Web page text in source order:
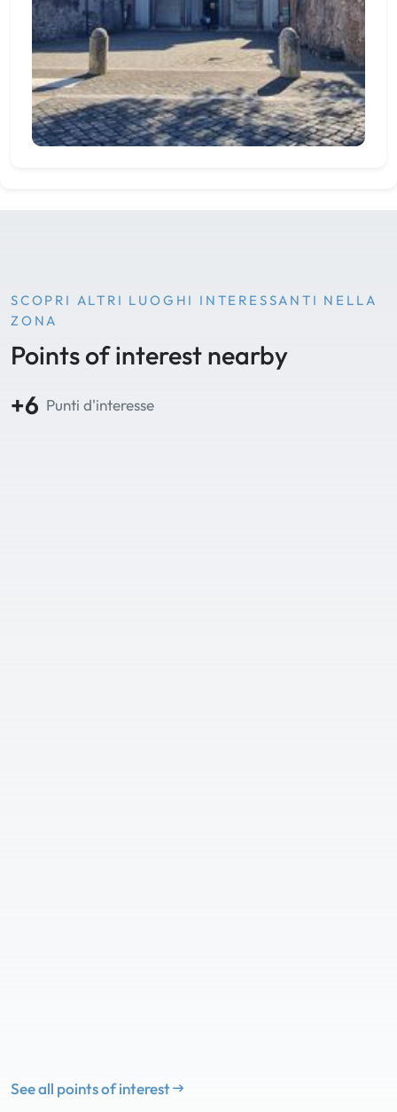
SCOPRI ALTRI LUOGHI INTERESSANTI NELLA
ZONA
Points of interest nearby
+6 Punti d'interesse
See all points of interest